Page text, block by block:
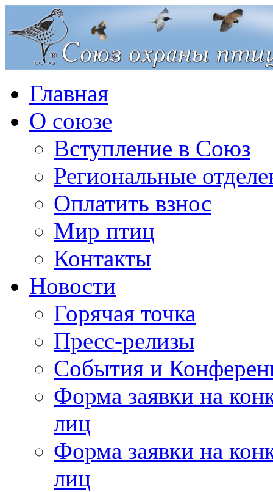
Главная
О союзе
Вступление в Союз
Региональные
Оплатить взнос
Мир птиц
Контакты
Новости
Горячая точка
Пресс-релизы
События и
Форма заявки на
лиц
Форма заявки на
лиц